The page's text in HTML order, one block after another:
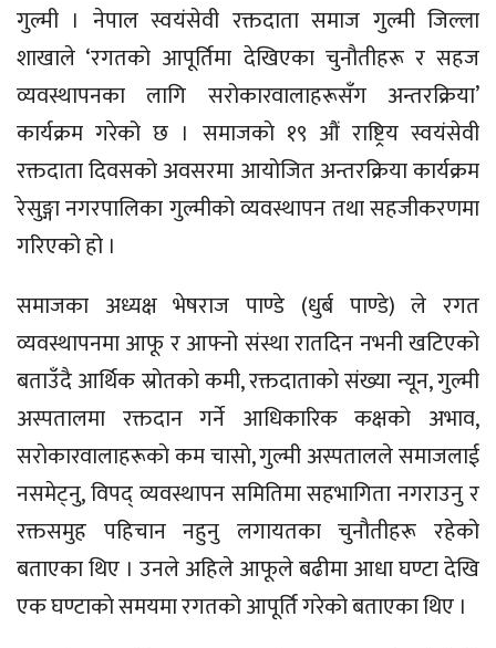
गुल्मी । नेपाल स्वयंसेवी रक्तदाता समाज गुल्मी जिल्ला
शाखाले ‘रगतको आपूर्तिमा देखिएका चुनौतीहरू र सहज
व्यवस्थापनका लागि सरोकारवालाहरूसँग अन्तरक्रिया’
कार्यक्रम गरेको छ । समाजकाे १९ औं राष्ट्रिय स्वयंसेवी
रक्तदाता दिवसको अवसरमा आयोजित अन्तरक्रिया कार्यक्रम
रेसुङ्गा नगरपालिका गुल्मीको व्यवस्थापन तथा सहजीकरणमा
गरिएको हो ।
समाजका अध्यक्ष भेषराज पाण्डे (धुर्ब पाण्डे) ले रगत
व्यवस्थापनमा आफू र आफ्नो संस्था रातदिन नभनी खटिएको
बताउँदै आर्थिक स्राेतकाे कमी, रक्तदाताकाे संख्या न्यून, गुल्मी
अस्पतालमा रक्तदान गर्ने आधिकारिक कक्षको अभाव,
सराेकारवालाहरूकाे कम चासाे, गुल्मी अस्पतालले समाजलाई
नसमेट्नु, विपद् व्यवस्थापन समितिमा सहभागिता नगराउनु र
रक्तसमुह पहिचान नहुनु लगायतका चुनाैतीहरू रहेको
बताएका थिए । उनले अहिले आफूले बढीमा आधा घण्टा देखि
एक घण्टाकाे समयमा रगतको आपूर्ति गरेको बताएका थिए ।